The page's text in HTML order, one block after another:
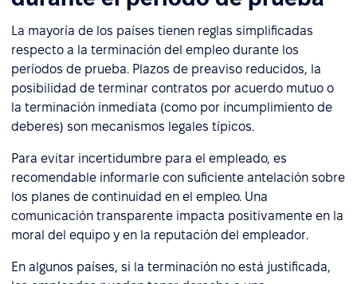
La mayoría de los países tienen reglas simplificadas
respecto a la terminación del empleo durante los
períodos de prueba. Plazos de preaviso reducidos, la
posibilidad de terminar contratos por acuerdo mutuo o
la terminación inmediata (como por incumplimiento de
deberes) son mecanismos legales típicos.
Para evitar incertidumbre para el empleado, es
recomendable informarle con suficiente antelación sobre
los planes de continuidad en el empleo. Una
comunicación transparente impacta positivamente en la
moral del equipo y en la reputación del empleador.
En algunos países, si la terminación no está justificada,